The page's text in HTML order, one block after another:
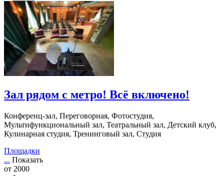
Зал рядом с метро! Всё включено!
Конференц-зал, Переговорная, Фотостудия,
Мультифункциональный зал, Театральный зал, Детский клуб,
Кулинарная студия, Тренинговый зал, Студия
Площадки
... Показать
от 2000